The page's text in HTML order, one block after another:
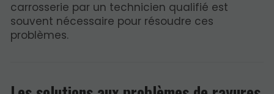
carrosserie par un technicien qualifié est
souvent nécessaire pour résoudre ces
problèmes.